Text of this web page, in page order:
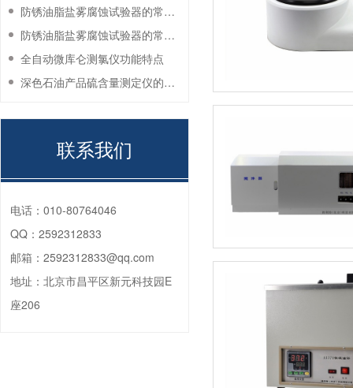
防锈油脂盐雾腐蚀试验器的常见故障与解决方法
防锈油脂盐雾腐蚀试验器的常见故障与解决方法
全自动微库仑测氯仪功能特点
深色石油产品硫含量测定仪的工作环境要求
联系我们
电话： 010-80764046
QQ： 2592312833
邮箱： 2592312833@qq.com
地址： 北京市昌平区新元科技园E
座206